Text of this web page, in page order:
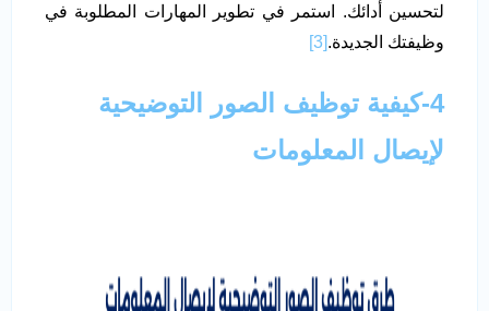
لتحسين أدائك. استمر في تطوير المهارات المطلوبة في
وظيفتك الجديدة.[3]
4-كيفية توظيف الصور التوضيحية
لإيصال المعلومات